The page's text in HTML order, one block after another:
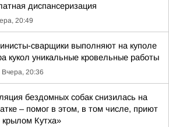
диспансеризация
20:49
сварщики выполняют на куполе
кукол уникальные кровельные работы
Вчера, 20:36
бездомных собак снизилась на
– помог в этом, в том числе, приют
Кутха»